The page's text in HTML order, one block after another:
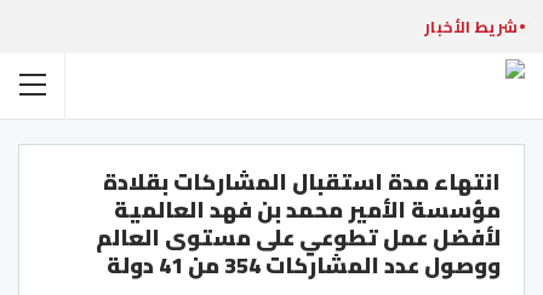
شريط الأخبار
انتهاء مدة استقبال المشاركات بقلادة
مؤسسة الأمير محمد بن فهد العالمية
لأفضل عمل تطوعي على مستوى العالم
ووصول عدد المشاركات 354 من 41 دولة